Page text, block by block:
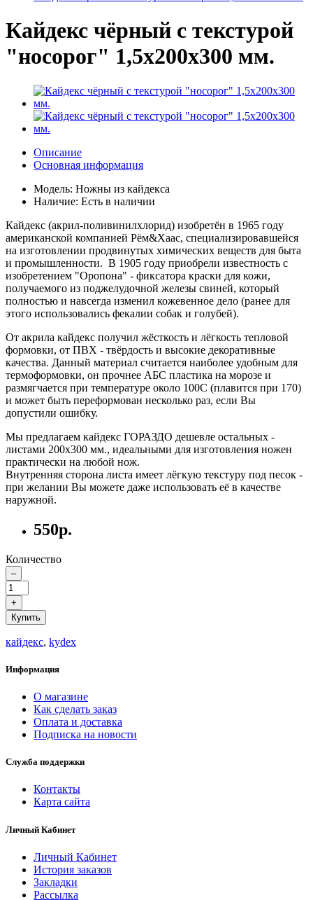
Кайдекс чёрный с текстурой
"носорог" 1,5х200х300 мм.
Описание
Основная информация
Модель: Ножны из кайдекса
Наличие: Есть в наличии
Кайдекс (акрил-поливинилхлорид) изобретён в 1965 году
американской компанией Рём&Хаас, специализировавшейся
на изготовлении продвинутых химических веществ для быта
и промышленности. В 1905 году приобрели известность с
изобретением "Оропона" - фиксатора краски для кожи,
получаемого из поджелудочной железы свиней, который
полностью и навсегда изменил кожевенное дело (ранее для
этого использовались фекалии собак и голубей).
От акрила кайдекс получил жёсткость и лёгкость тепловой
формовки, от ПВХ - твёрдость и высокие декоративные
качества. Данный материал считается наиболее удобным для
термоформовки, он прочнее АБС пластика на морозе и
размягчается при температуре около 100С (плавится при 170)
и может быть переформован несколько раз, если Вы
допустили ошибку.
Мы предлагаем кайдекс ГОРАЗДО дешевле остальных -
листами 200х300 мм., идеальными для изготовления ножен
практически на любой нож.
Внутренняя сторона листа имеет лёгкую текстуру под песок -
при желании Вы можете даже использовать её в качестве
наружной.
550р.
Количество
–
+
Купить
кайдекс, kydex
Информация
О магазине
Как сделать заказ
Оплата и доставка
Подписка на новости
Служба поддержки
Контакты
Карта сайта
Личный Кабинет
Личный Кабинет
История заказов
Закладки
Рассылка